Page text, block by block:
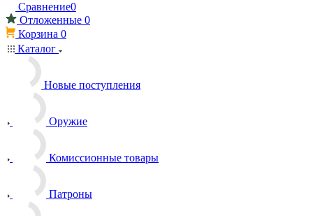
Сравнение0
Отложенные 0
Корзина 0
Каталог
Новые поступления
Оружие
Комиссионные товары
Патроны